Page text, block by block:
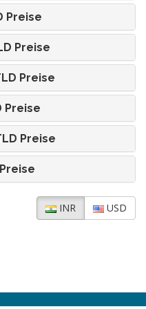
Preise
Preise
Preise
Preise
Preise
INR USD